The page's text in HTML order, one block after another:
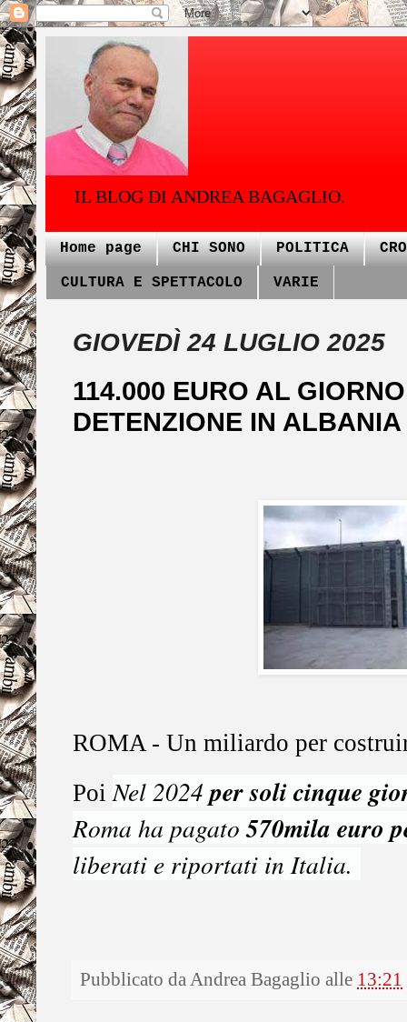
IL BLOG DI ANDREA BAGAGLIO.
Home page CHI SONO POLITICA
CULTURA E SPETTACOLO VARIE
GIOVEDÌ 24 LUGLIO 2025
114.000 EURO AL
DETENZIONE IN
ROMA - Un miliardo per
PoiNel 2024per soli cinque
Roma ha pagato570mila euro
liberati e riportati in Italia.
Pubblicato da Andrea Bagaglio alle 13:21